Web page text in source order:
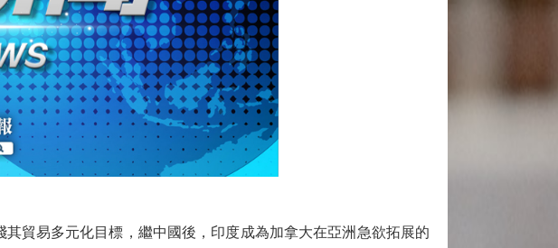
易多元化目標，繼中國後，印度成為加拿大在亞洲急欲拓展的